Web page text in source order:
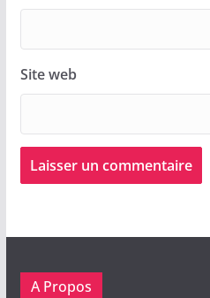
Site web
A Propos